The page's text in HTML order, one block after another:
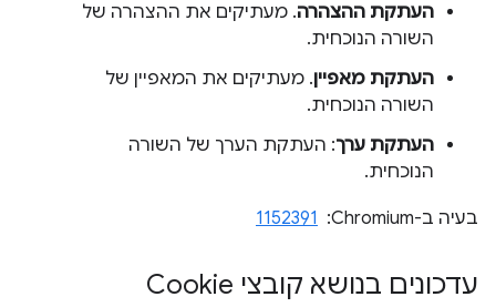
העתקת ההצהרה. מעתיקים את ההצהרה של
השורה הנוכחית.
העתקת מאפיין. מעתיקים את המאפיין של
השורה הנוכחית.
העתקת ערך: העתקת הערך של השורה
הנוכחית.
בעיה ב-Chromium: ‏ 1152391
עדכונים בנושא קובצי Cookie